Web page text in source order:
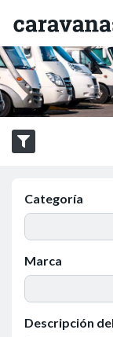
Categoría
Marca
Descripción